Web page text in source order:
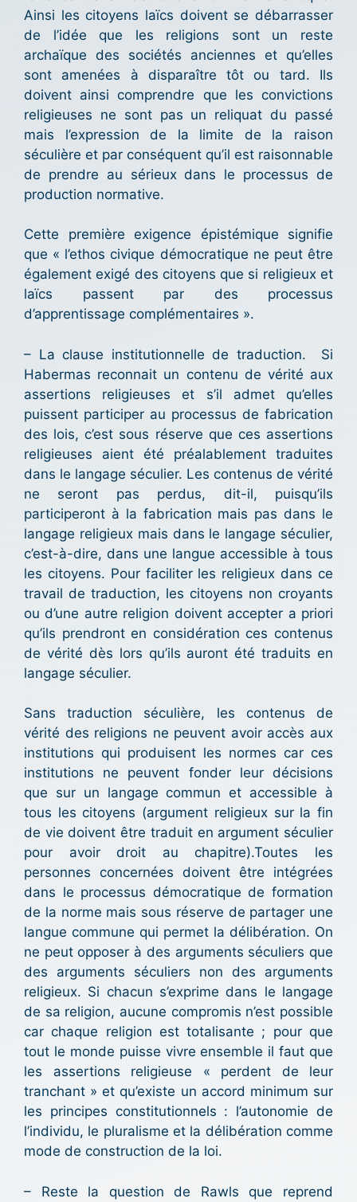
Ainsi les citoyens laïcs doivent se débarrasser
de l’idée que les religions sont un reste
archaïque des sociétés anciennes et qu’elles
sont amenées à disparaître tôt ou tard. Ils
doivent ainsi comprendre que les convictions
religieuses ne sont pas un reliquat du passé
mais l’expression de la limite de la raison
séculière et par conséquent qu’il est raisonnable
de prendre au sérieux dans le processus de
production normative.
Cette première exigence épistémique signifie
que « l’ethos civique démocratique ne peut être
également exigé des citoyens que si religieux et
laïcs passent par des processus
d’apprentissage complémentaires ».
– La clause institutionnelle de traduction. Si
Habermas reconnait un contenu de vérité aux
assertions religieuses et s’il admet qu’elles
puissent participer au processus de fabrication
des lois, c’est sous réserve que ces assertions
religieuses aient été préalablement traduites
dans le langage séculier. Les contenus de vérité
ne seront pas perdus, dit-il, puisqu’ils
participeront à la fabrication mais pas dans le
langage religieux mais dans le langage séculier,
c’est-à-dire, dans une langue accessible à tous
les citoyens. Pour faciliter les religieux dans ce
travail de traduction, les citoyens non croyants
ou d’une autre religion doivent accepter a priori
qu’ils prendront en considération ces contenus
de vérité dès lors qu’ils auront été traduits en
langage séculier.
Sans traduction séculière, les contenus de
vérité des religions ne peuvent avoir accès aux
institutions qui produisent les normes car ces
institutions ne peuvent fonder leur décisions
que sur un langage commun et accessible à
tous les citoyens (argument religieux sur la fin
de vie doivent être traduit en argument séculier
pour avoir droit au chapitre).Toutes les
personnes concernées doivent être intégrées
dans le processus démocratique de formation
de la norme mais sous réserve de partager une
langue commune qui permet la délibération. On
ne peut opposer à des arguments séculiers que
des arguments séculiers non des arguments
religieux. Si chacun s’exprime dans le langage
de sa religion, aucune compromis n’est possible
car chaque religion est totalisante ; pour que
tout le monde puisse vivre ensemble il faut que
les assertions religieuse « perdent de leur
tranchant » et qu’existe un accord minimum sur
les principes constitutionnels : l’autonomie de
l’individu, le pluralisme et la délibération comme
mode de construction de la loi.
– Reste la question de Rawls que reprend